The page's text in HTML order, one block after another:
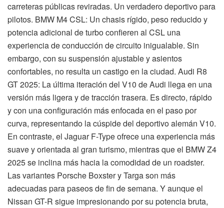
carreteras públicas reviradas. Un verdadero deportivo para
pilotos. BMW M4 CSL: Un chasis rígido, peso reducido y
potencia adicional de turbo confieren al CSL una
experiencia de conducción de circuito inigualable. Sin
embargo, con su suspensión ajustable y asientos
confortables, no resulta un castigo en la ciudad. Audi R8
GT 2025: La última iteración del V10 de Audi llega en una
versión más ligera y de tracción trasera. Es directo, rápido
y con una configuración más enfocada en el paso por
curva, representando la cúspide del deportivo alemán V10.
En contraste, el Jaguar F-Type ofrece una experiencia más
suave y orientada al gran turismo, mientras que el BMW Z4
2025 se inclina más hacia la comodidad de un roadster.
Las variantes Porsche Boxster y Targa son más
adecuadas para paseos de fin de semana. Y aunque el
Nissan GT-R sigue impresionando por su potencia bruta,